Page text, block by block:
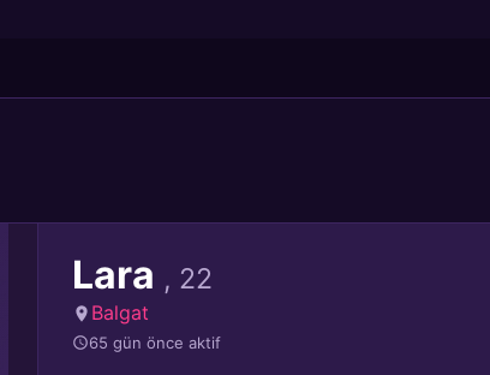
Lara , 22
Balgat
65 gün önce aktif